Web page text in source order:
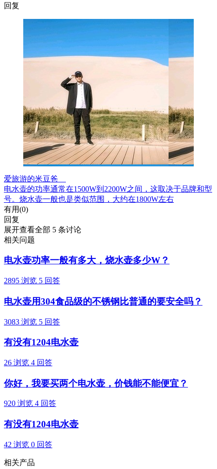
回复
爱旅游的米豆爸
电水壶的功率通常在1500W到2200W之间，这取决于品牌和型
号。烧水壶一般也是类似范围，大约在1800W左右
有用(0)
回复
展开查看全部 5 条讨论
相关问题
电水壶功率一般有多大，烧水壶多少W？
2895 浏览 5 回答
电水壶用304食品级的不锈钢比普通的要安全吗？
3083 浏览 5 回答
有没有1204电水壶
26 浏览 4 回答
你好，我要买两个电水壶，价钱能不能便宜？
920 浏览 4 回答
有没有1204电水壶
42 浏览 0 回答
相关产品